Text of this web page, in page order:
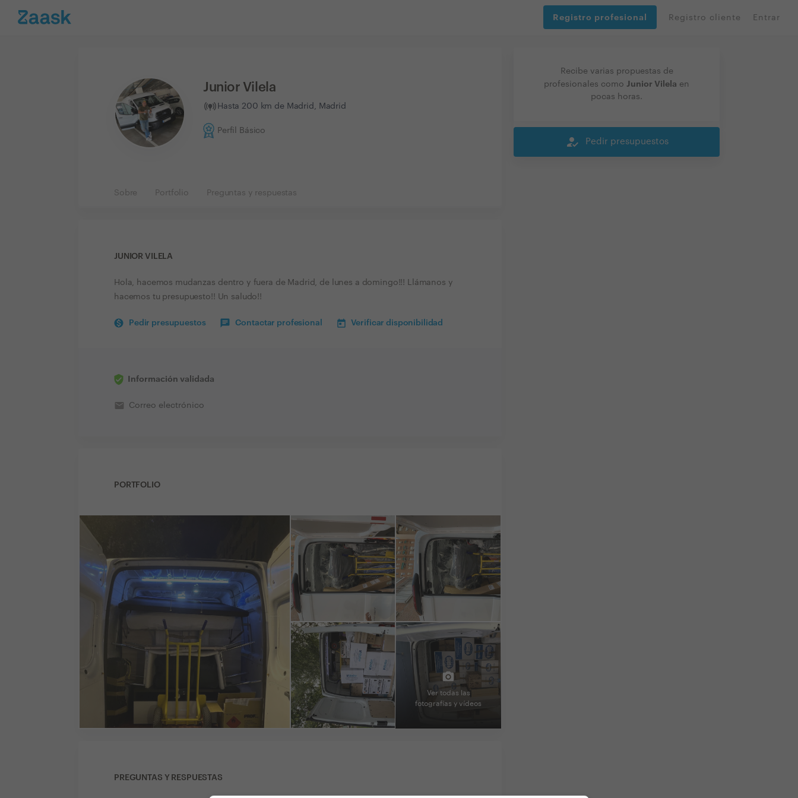
Registro profesional Registro cliente Entrar
Junior Vilela
Hasta 200 km de Madrid, Madrid
Perfil Básico
Sobre Portfolio Preguntas y respuestas
JUNIOR VILELA
Hola, hacemos mudanzas dentro y fuera de Madrid, de lunes a domingo!!! Llámanos y
hacemos tu presupuesto!! Un saludo!!
Pedir presupuestos Contactar profesional Verificar disponibilidad
Información validada
email Correo electrónico
PORTFOLIO
Ver todas las
fotografías y vídeos
PREGUNTAS Y RESPUESTAS
Recibe varias propuestas de
profesionales como Junior Vilela en
pocas horas.
how_to_reg Pedir presupuestos